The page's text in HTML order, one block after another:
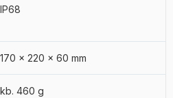
IP68
170 × 220 × 60 mm
kb. 460 g